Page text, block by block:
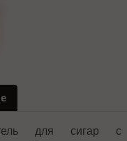
для сигар с